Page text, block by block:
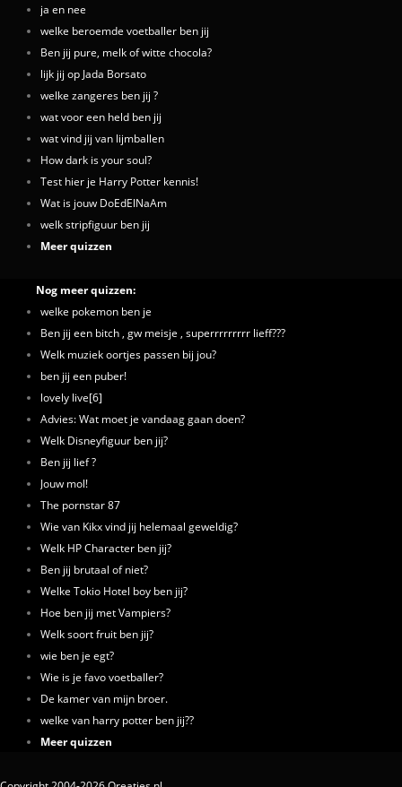
ja en nee
welke beroemde voetballer ben jij
Ben jij pure, melk of witte chocola?
lijk jij op Jada Borsato
welke zangeres ben jij ?
wat voor een held ben jij
wat vind jij van lijmballen
How dark is your soul?
Test hier je Harry Potter kennis!
Wat is jouw DoEdElNaAm
welk stripfiguur ben jij
Meer quizzen
Nog meer quizzen:
welke pokemon ben je
Ben jij een bitch , gw meisje , superrrrrrrrr lieff???
Welk muziek oortjes passen bij jou?
ben jij een puber!
lovely live[6]
Advies: Wat moet je vandaag gaan doen?
Welk Disneyfiguur ben jij?
Ben jij lief ?
Jouw mol!
The pornstar 87
Wie van Kikx vind jij helemaal geweldig?
Welk HP Character ben jij?
Ben jij brutaal of niet?
Welke Tokio Hotel boy ben jij?
Hoe ben jij met Vampiers?
Welk soort fruit ben jij?
wie ben je egt?
Wie is je favo voetballer?
De kamer van mijn broer.
welke van harry potter ben jij??
Meer quizzen